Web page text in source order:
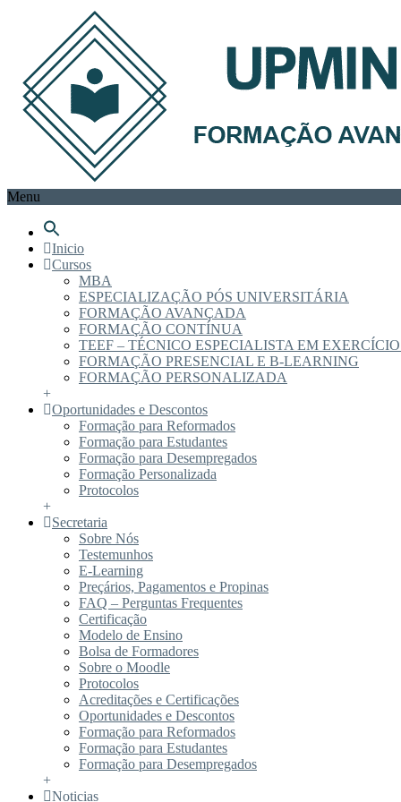
Menu
Inicio
Cursos
MBA
ESPECIALIZAÇÃO PÓS UNIVERSITÁRIA
FORMAÇÃO AVANÇADA
FORMAÇÃO CONTÍNUA
TEEF – TÉCNICO ESPECIALISTA EM
FORMAÇÃO PRESENCIAL E B-LEARNING
FORMAÇÃO PERSONALIZADA
+
Oportunidades e Descontos
Formação para Reformados
Formação para Estudantes
Formação para Desempregados
Formação Personalizada
Protocolos
+
Secretaria
Sobre Nós
Testemunhos
E-Learning
Preçários, Pagamentos e Propinas
FAQ – Perguntas Frequentes
Certificação
Modelo de Ensino
Bolsa de Formadores
Sobre o Moodle
Protocolos
Acreditações e Certificações
Oportunidades e Descontos
Formação para Reformados
Formação para Estudantes
Formação para Desempregados
+
Noticias